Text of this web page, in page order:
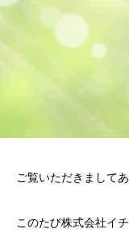
ご覧いただきまして
このたび株式会社イ